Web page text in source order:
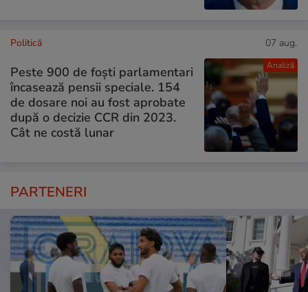
Analiză
Politică 07 aug.
Peste 900 de foști parlamentari
încasează pensii speciale. 154
de dosare noi au fost aprobate
după o decizie CCR din 2023.
Cât ne costă lunar
PARTENERI